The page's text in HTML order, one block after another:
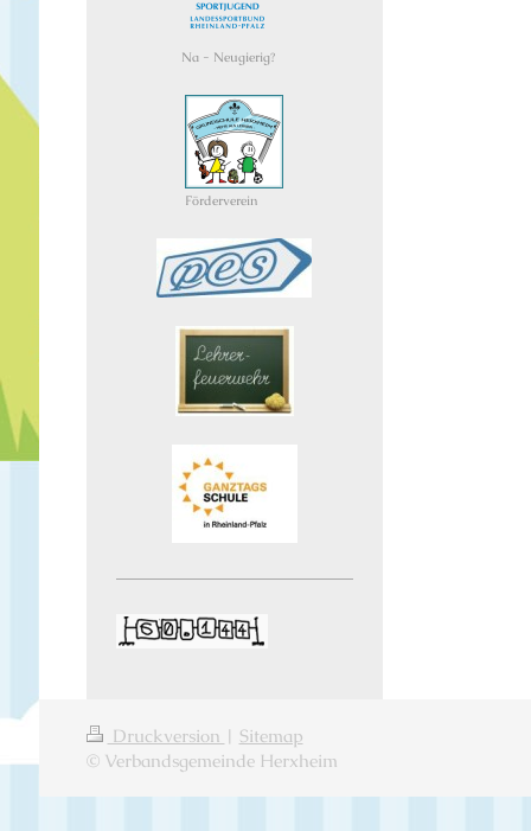
Na - Neugierig?
Förderverein
Druckversion | Sitemap
© Verbandsgemeinde Herxheim